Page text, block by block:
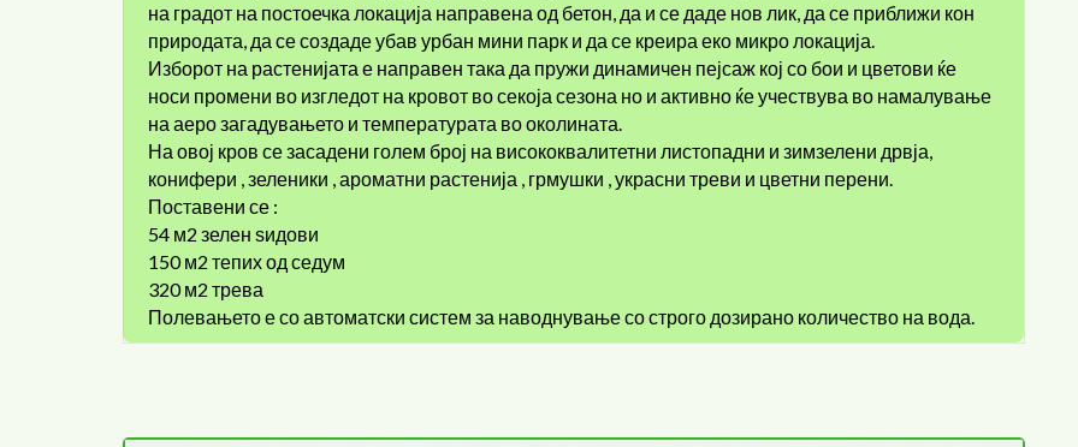
на градот на постоечка локација направена од бетон, да и се даде нов лик, да се приближи кон
природата, да се создаде убав урбан мини парк и да се креира еко микро локација.
Изборот на растенијата е направен така да пружи динамичен пејсаж кој со бои и цветови ќе
носи промени во изгледот на кровот во секоја сезона но и активно ќе учествува во намалување
на аеро загадувањето и температурата во околината.
На овој кров се засадени голем број на висококвалитетни листопадни и зимзелени дрвја,
конифери , зеленики , ароматни растенија , грмушки , украсни треви и цветни перени.
Поставени се :
54 м2 зелен ѕидови
150 м2 тепих од седум
320 м2 трева
Полевањето е со автоматски систем за наводнување со строго дозирано количество на вода.